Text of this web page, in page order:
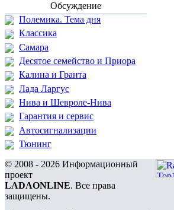
Обсуждение
Полемика. Тема дня
Классика
Самара
Десятое семейство и Приора
Калина и Гранта
Лада Ларгус
Нива и Шевроле-Нива
Гарантия и сервис
Автосигнализации
Тюнинг
© 2008 - 2026 Информационный
проект
LADAONLINE. Все права
защищены.